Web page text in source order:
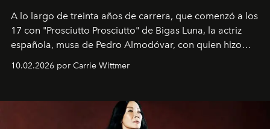
A lo largo de treinta años de carrera, que comenzó a los
17 con "Prosciutto Prosciutto" de Bigas Luna, la actriz
española, musa de Pedro Almodóvar, con quien hizo
Barcelona", ha dividido su tiempo entre Europa y
dirigida por Maggie Gyllenhaal.
10.02.2026 por Carrie Wittmer